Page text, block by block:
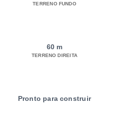
TERRENO FUNDO
60 m
TERRENO DIREITA
Pronto para construir